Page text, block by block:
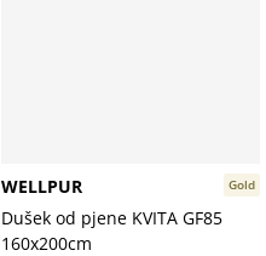
Gold
WELLPUR
Dušek od pjene KVITA GF85
160x200cm